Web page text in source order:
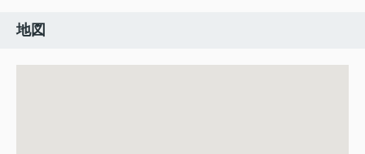
地図